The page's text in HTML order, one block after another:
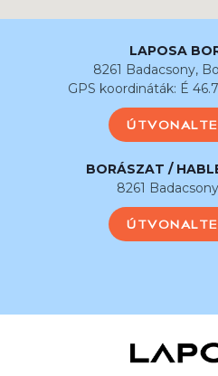
LAPOSA
8261 Badacsony,
GPS koordináták: É
BORÁSZAT /
8261